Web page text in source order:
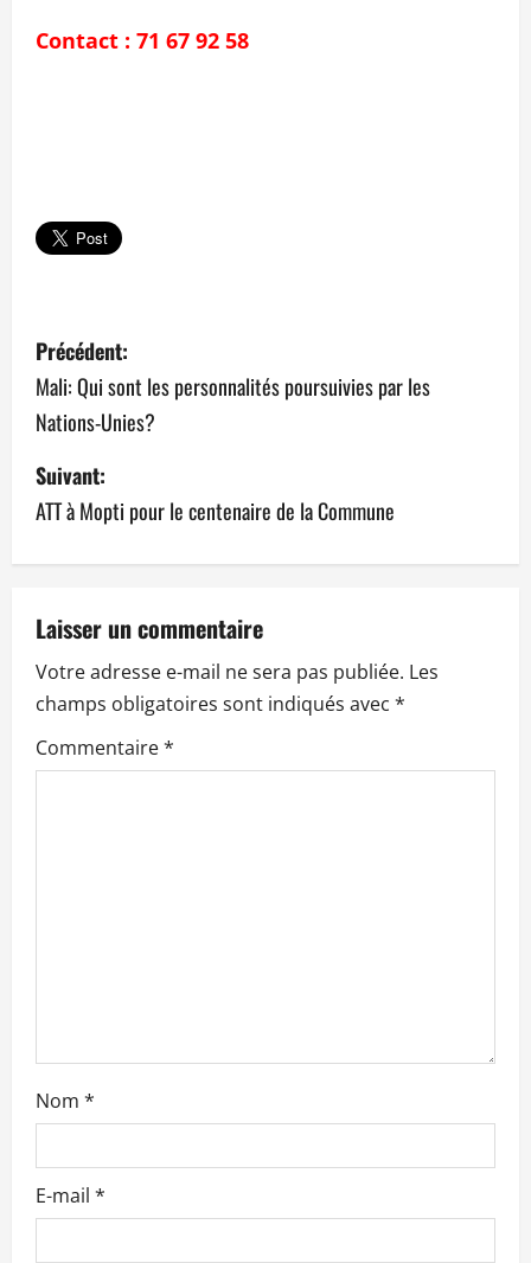
Contact : 71 67 92 58
N
a
v
i
g
t
i
o
n
i
c
l
e
Précédent:
Mali: Qui sont les personnalités poursuivies par les
Nations-Unies?
Suivant:
ATT à Mopti pour le centenaire de la Commune
Laisser un commentaire
Votre adresse e-mail ne sera pas publiée. Les
champs obligatoires sont indiqués avec *
Commentaire*
Nom *
E-mail *